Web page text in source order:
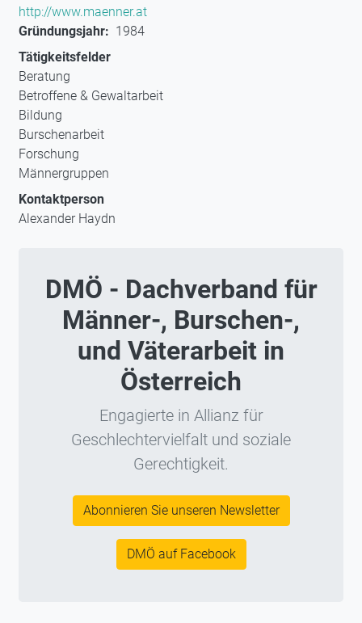
http://www.maenner.at
Gründungsjahr
1984
Tätigkeitsfelder
Beratung
Betroffene & Gewaltarbeit
Bildung
Burschenarbeit
Forschung
Männergruppen
Kontaktperson
Alexander Haydn
DMÖ - Dachverband für
Männer-, Burschen-,
und Väterarbeit in
Österreich
Engagierte in Allianz für
Geschlechtervielfalt und soziale
Gerechtigkeit.
Abonnieren Sie unseren Newsletter
DMÖ auf Facebook